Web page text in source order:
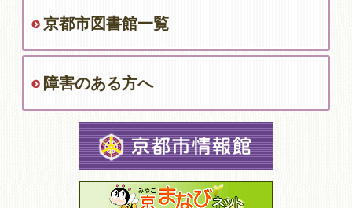
京都市図書館一覧
障害のある方へ